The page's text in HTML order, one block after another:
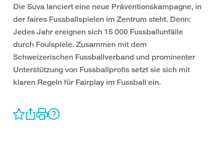
Die Suva lanciert eine neue Präventionskampagne, in
der faires Fussballspielen im Zentrum steht. Denn:
Jedes Jahr ereignen sich 15 000 Fussballunfälle
durch Foulspiele. Zusammen mit dem
Schweizerischen Fussballverband und prominenter
Unterstützung von Fussballprofis setzt sie sich mit
klaren Regeln für Fairplay im Fussball ein.